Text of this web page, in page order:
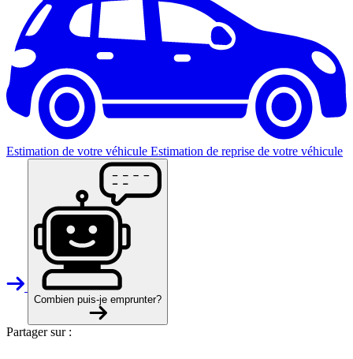
Estimation de votre véhicule Estimation de reprise de votre véhicule
Combien puis-je emprunter?
Partager sur :